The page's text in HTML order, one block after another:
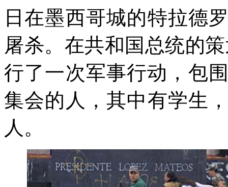
日在墨西哥城的特拉德
屠杀。在共和国总统的
行了一次军事行动，包
集会的人，其中有学生
人。